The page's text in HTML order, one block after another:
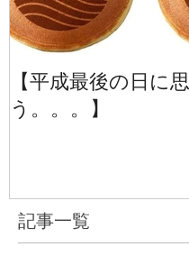
記事一覧
【平成最後の日に思
う。。。】